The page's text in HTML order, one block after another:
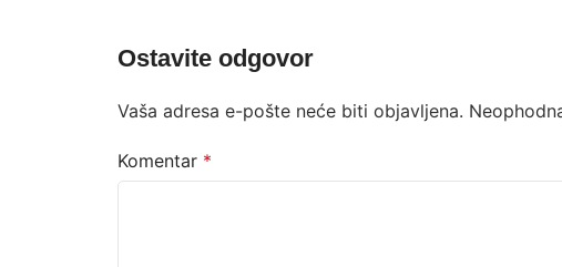
Ostavite odgovor
Vaša adresa e-pošte neće biti objavljena.
Komentar *